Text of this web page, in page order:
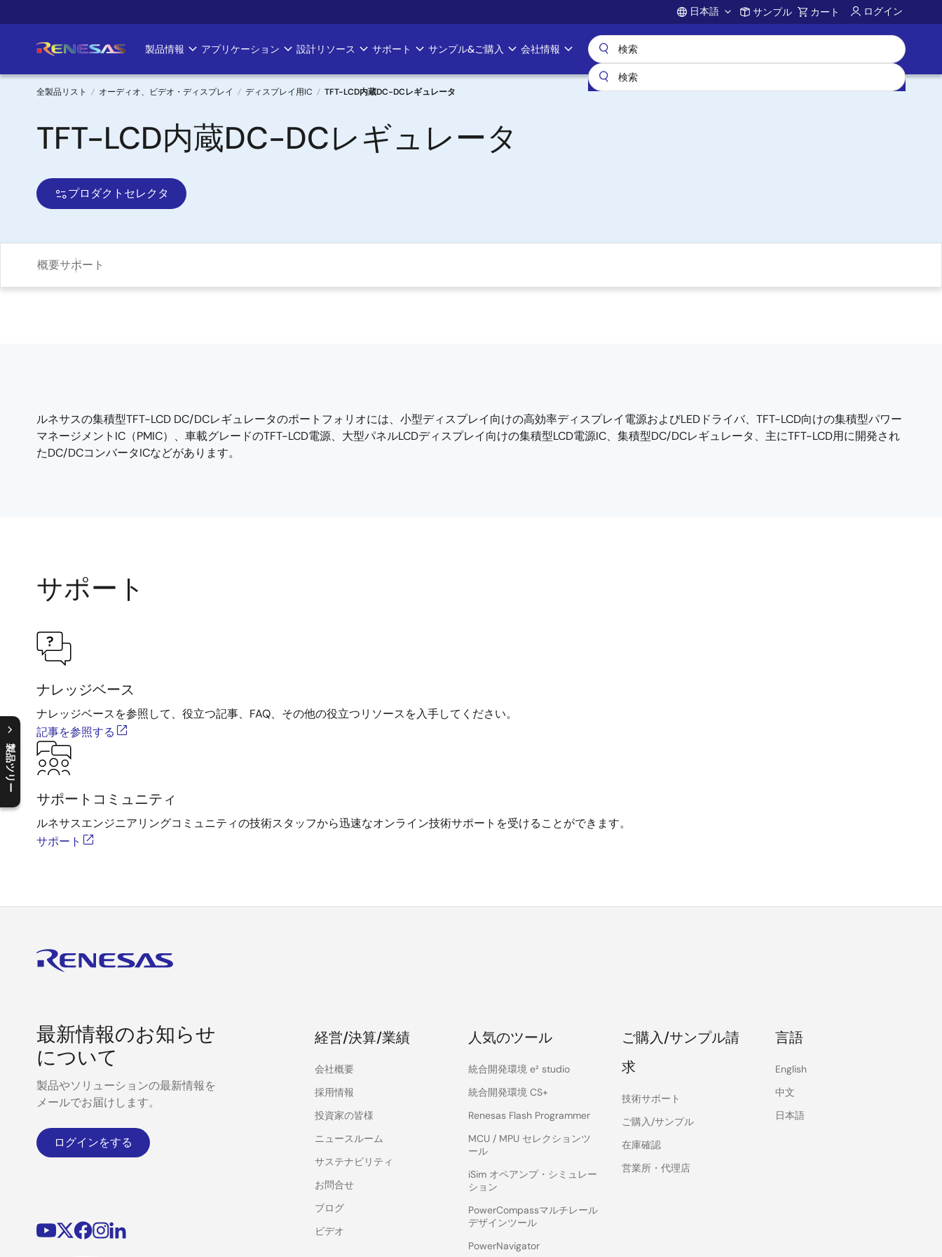
イ
ン
Account
日本語 サンプル カート ログイン
Main
navigation
製品情報 アプリケーション 設計リソース サポート サンプル&ご購入 会社情報
パ
ン
く
ず
全製品リスト オーディオ、ビデオ・ディスプレイ ディスプレイ用IC TFT-LCD内蔵DC-DCレギュレータ
TFT-LCD内蔵DC-DCレギュレータ
プロダクトセレクタ
概要サポート
製品ツリー
C
l
o
s
e
p
r
o
d
u
c
t
t
r
e
e
m
e
n
O
p
e
n
p
r
o
d
u
c
t
t
r
e
e
m
e
n
ルネサスの集積型TFT-LCD DC/DCレギュレータのポートフォリオには、小型ディスプレイ向けの高効率ディスプレイ電源およびLEDドライバ、TFT-LCD向けの集積型パワー
マネージメントIC（PMIC）、車載グレードのTFT-LCD電源、大型パネルLCDディスプレイ向けの集積型LCD電源IC、集積型DC/DCレギュレータ、主にTFT-LCD用に開発され
たDC/DCコンバータICなどがあります。
サポート
ナレッジベース
ナレッジベースを参照して、役立つ記事、FAQ、その他の役立つリソースを入手してください。
記事を参照する
サポートコミュニティ
ルネサスエンジニアリングコミュニティの技術スタッフから迅速なオンライン技術サポートを受けることができます。
サポート
最新情報のお知らせ
について
製品やソリューションの最新情報を
メールでお届けします。
ログインをする
経営/決算/業績
会社概要
採用情報
投資家の皆様
ニュースルーム
サステナビリティ
お問合せ
ブログ
ビデオ
人気のツール
統合開発環境 e² studio
統合開発環境 CS+
Renesas Flash Programmer
MCU / MPU セレクションツ
ール
iSim オペアンプ・シミュレー
ション
PowerCompassマルチレール
デザインツール
PowerNavigator
ご購入/サンプル請
求
技術サポート
ご購入/サンプル
在庫確認
営業所・代理店
言語
English
中文
日本語